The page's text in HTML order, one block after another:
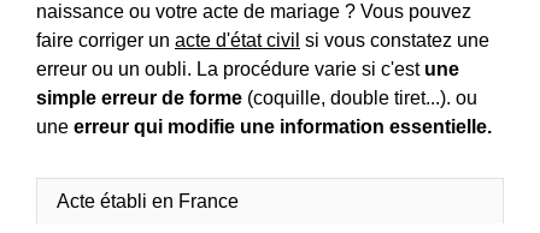
naissance ou votre acte de mariage ? Vous pouvez
faire corriger un acte d'état civil si vous constatez une
erreur ou un oubli. La procédure varie si c'est une
simple erreur de forme (coquille, double tiret...). ou
une erreur qui modifie une information essentielle.
Acte établi en France